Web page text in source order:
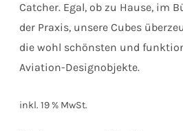
Catcher. Egal, ob zu Hause, im
der Praxis, unsere Cubes
die wohl schönsten und
Aviation-Designobjekte.
inkl. 19 % MwSt.